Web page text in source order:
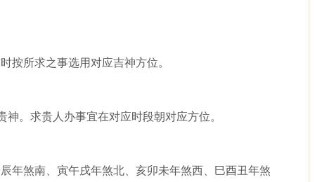
按所求之事选用对应吉神方位。
。求贵人办事宜在对应时段朝对应方位。
年煞南、寅午戌年煞北、亥卯未年煞西、巳酉丑年煞